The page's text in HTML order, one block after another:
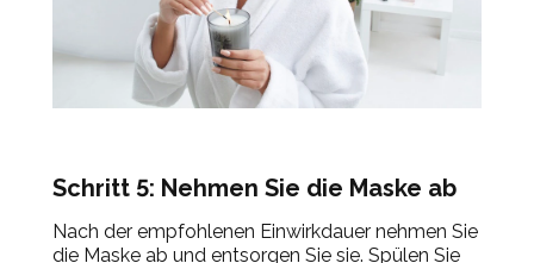
Schritt 5: Nehmen Sie die Maske ab
Nach der empfohlenen Einwirkdauer nehmen Sie
die Maske ab und entsorgen Sie sie. Spülen Sie